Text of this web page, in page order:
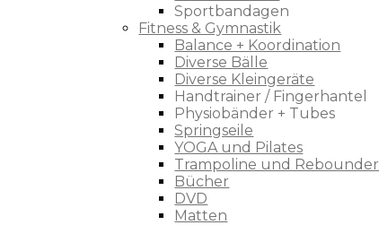
Sportbandagen
Fitness & Gymnastik
Balance + Koordination
Diverse Bälle
Diverse Kleingeräte
Handtrainer / Fingerhantel
Physiobänder + Tubes
Springseile
YOGA und Pilates
Trampoline und Rebounder
Bücher
DVD
Matten